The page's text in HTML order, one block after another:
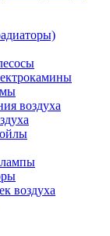
воздуха
воздуха